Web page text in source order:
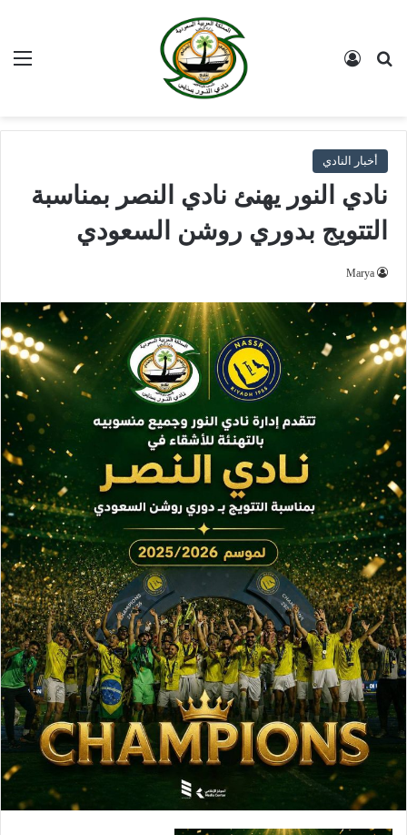
بحث عن
أخبار النادي
نادي النور يهنئ نادي النصر بمناسبة
التتويج بدوري روشن السعودي
Marya